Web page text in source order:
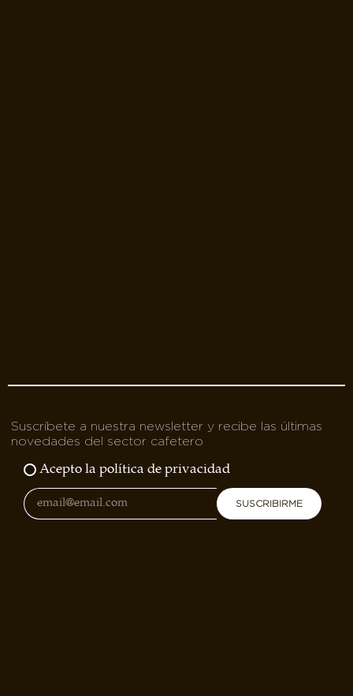
Suscríbete a nuestra newsletter y recibe las últimas
novedades del sector cafetero
Acepto la política de privacidad
SUSCRIBIRME